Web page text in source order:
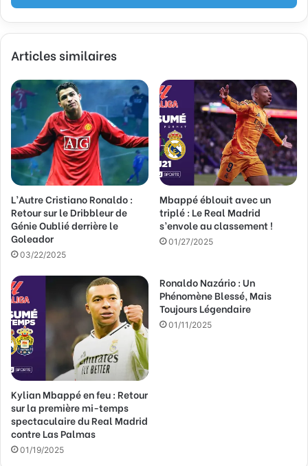
e
z
o
r
e
a
d
e
s
s
e
E
m
a
i
Articles similaires
L’Autre Cristiano Ronaldo :
Retour sur le Dribbleur de
Génie Oublié derrière le
Goleador
03/22/2025
Mbappé éblouit avec un
triplé : Le Real Madrid
s’envole au classement !
01/27/2025
Kylian Mbappé en feu : Retour
sur la première mi-temps
spectaculaire du Real Madrid
contre Las Palmas
01/19/2025
Ronaldo Nazário : Un
Phénomène Blessé, Mais
Toujours Légendaire
01/11/2025